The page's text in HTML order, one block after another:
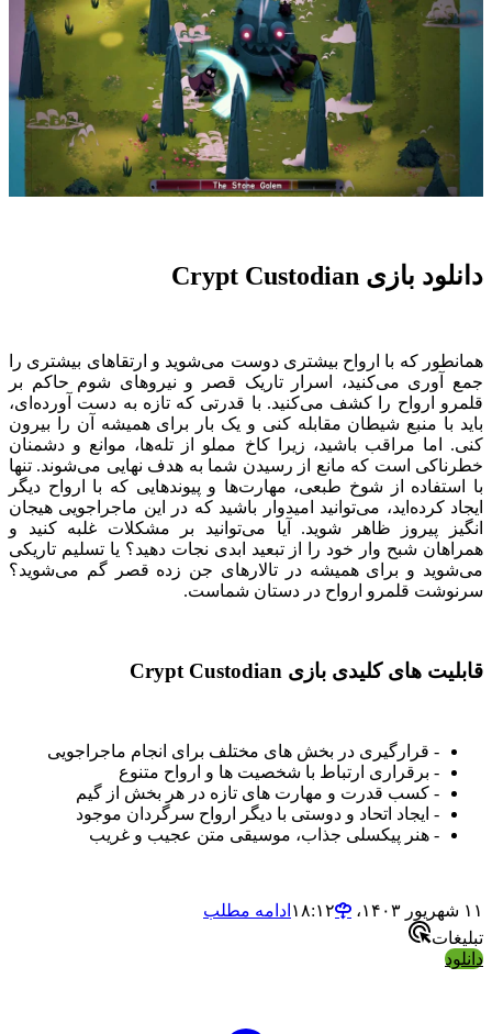
دانلود بازی Crypt Custodian
همانطور که با ارواح بیشتری دوست می‌شوید و ارتقاهای بیشتری را
جمع آوری می‌کنید، اسرار تاریک قصر و نیروهای شوم حاکم بر
قلمرو ارواح را کشف می‌کنید. با قدرتی که تازه به دست آورده‌ای،
باید با منبع شیطان مقابله کنی و یک بار برای همیشه آن را بیرون
کنی. اما مراقب باشید، زیرا کاخ مملو از تله‌ها، موانع و دشمنان
خطرناکی است که مانع از رسیدن شما به هدف نهایی می‌شوند. تنها
با استفاده از شوخ طبعی، مهارت‌ها و پیوندهایی که با ارواح دیگر
ایجاد کرده‌اید، می‌توانید امیدوار باشید که در این ماجراجویی هیجان
انگیز پیروز ظاهر شوید. آیا می‌توانید بر مشکلات غلبه کنید و
همراهان شبح وار خود را از تبعید ابدی نجات دهید؟ یا تسلیم تاریکی
می‌شوید و برای همیشه در تالارهای جن زده قصر گم می‌شوید؟
سرنوشت قلمرو ارواح در دستان شماست.
قابلیت های کلیدی بازی Crypt Custodian
- قرارگیری در بخش های مختلف برای انجام ماجراجویی
- برقراری ارتباط با شخصیت ها و ارواح متنوع
- کسب قدرت و مهارت های تازه در هر بخش از گیم
- ایجاد اتحاد و دوستی با دیگر ارواح سرگردان موجود
- هنر پیکسلی جذاب، موسیقی متن عجیب و غریب
۱۱ شهریور ۱۴۰۳،‏ ۱۸:۱۲
ادامه مطلب
تبلیغات
دانلود